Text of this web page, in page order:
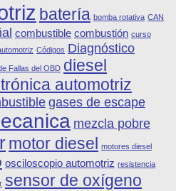
batería bomba rotativa CAN
combustible combustión curso
Códigos Diagnóstico
Fallas del OBD diesel
automotriz
gases de escape
mezcla pobre
motor diesel motores diesel
osciloscopio automotriz resistencia
sensor de oxígeno